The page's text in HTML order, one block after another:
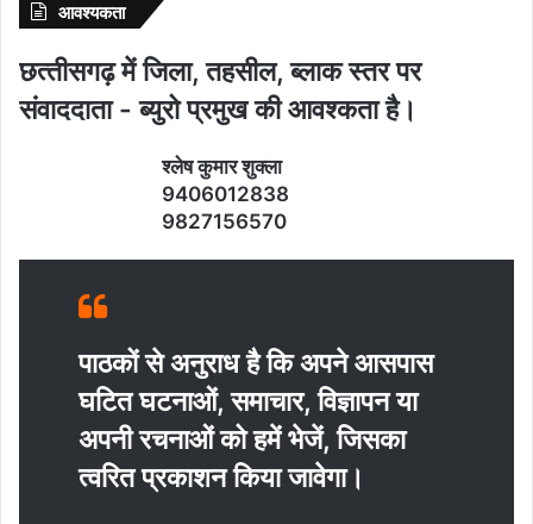
आवश्‍यकता
छत्‍तीसगढ़ में जिला, तहसील, ब्‍लाक स्‍तर पर
संवाददाता - ब्‍युरो प्रमुख की आवश्‍कता है।
श्‍लेष कुमार शुक्‍ला
9406012838
9827156570
पाठकों से अनुराध है कि अपने आसपास
घटित घटनाओं, समाचार, विज्ञापन या
अपनी रचनाओं को हमें भेजें, जिसका
त्‍वरित प्रकाशन किया जावेगा।